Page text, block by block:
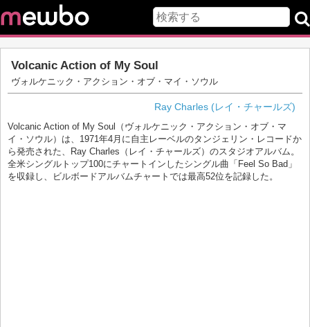
Volcanic Action of My Soul
ヴォルケニック・アクション・オブ・マイ・ソウル
Ray Charles (レイ・チャールズ)
Volcanic Action of My Soul（ヴォルケニック・アクション・オブ・マ
イ・ソウル）は、1971年4月に自主レーベルのタンジェリン・レコードか
ら発売された、Ray Charles（レイ・チャールズ）のスタジオアルバム。
全米シングルトップ100にチャートインしたシングル曲「Feel So Bad」
を収録し、ビルボードアルバムチャートでは最高52位を記録した。